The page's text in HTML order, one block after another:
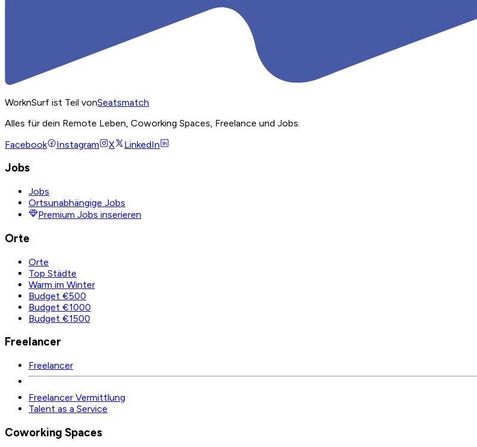
WorknSurf ist Teil vonSeatsmatch
Alles für dein Remote Leben, Coworking Spaces, Freelance und Jobs.
Facebook
Instagram X LinkedIn
Jobs
Jobs
Ortsunabhängige Jobs
Premium Jobs inserieren
Orte
Orte
Top Städte
Warm im Winter
Budget €500
Budget €1000
Budget €1500
Freelancer
Freelancer
Freelancer Vermittlung
Talent as a Service
Coworking Spaces